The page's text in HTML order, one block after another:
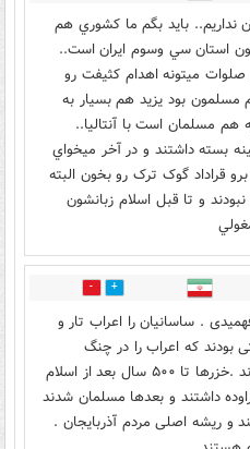
نداریم.. بايد بگم ما کشوري هم
استان سي وسوم ايران است..
ميتونه اهدام کثيفت رو
بود يزيد هم بسيار به
هم مسلمان است با آنتاليا..
بسته داشتند و در آخر ميخواي
قراداد گوک ترک رو بخون البته
و تا قبل اسلام زبانشون
1
. ساسانیان را اعراب تار و
بودند که اعراب را در چنگ
معروف اردبیل شکست دادند .خزرها تا ۵۰۰ سال بعد از اسلام
داشتند و بعدها مسلمان شدند
و ریشه اصلی مردم آذربایجان .